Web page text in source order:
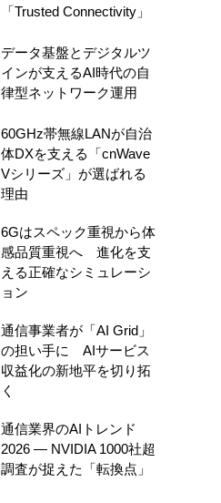
「Trusted Connectivity」
データ基盤とデジタルツ
インが支えるAI時代の自
律型ネットワーク運用
60GHz帯無線LANが自治
体DXを支える「cnWave
Vシリーズ」が選ばれる
理由
6Gはスペック重視から体
感品質重視へ 進化を支
える正確なシミュレーシ
ョン
通信事業者が「AI Grid」
の担い手に AIサービス
収益化の新地平を切り拓
く
通信業界のAIトレンド
2026 ― NVIDIA 1000社超
調査が捉えた「転換点」